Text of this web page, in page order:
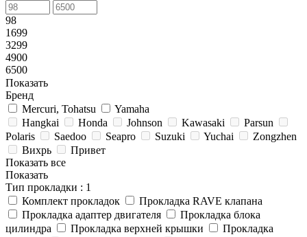
98
1699
3299
4900
6500
Показать
Бренд
Mercuri, Tohatsu
Yamaha
Hangkai
Honda Johnson Kawasaki
Parsun
Polaris
Saedoo Seapro Suzuki Yuchai
Zongzhen
Вихрь
Привет
Показать все
Показать
Тип прокладки : 1
Комплект прокладок
Прокладка RAVE клапана
Прокладка адаптер двигателя
Прокладка блока
цилиндра
Прокладка верхней крышки
Прокладка